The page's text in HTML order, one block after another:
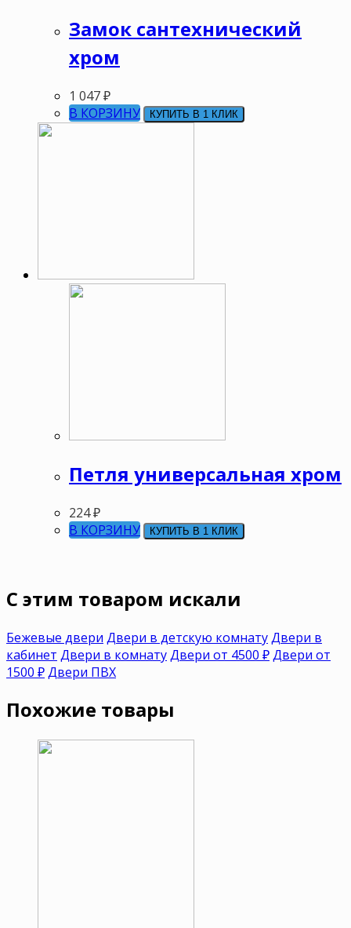
Замок сантехнический
хром
1 047₽
В КОРЗИНУ
КУПИТЬ В 1 КЛИК
Петля универсальная хром
224₽
В КОРЗИНУ
КУПИТЬ В 1 КЛИК
C этим товаром искали
Бежевые двери Двери в детскую комнатуДвери в
кабинет Двери в комнатуДвери от 4500 ₽Двери от
1500 ₽Двери ПВХ
Похожие товары